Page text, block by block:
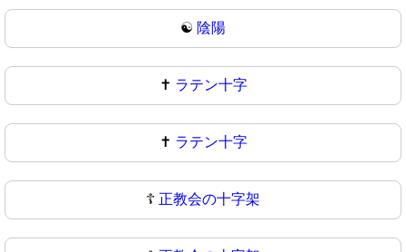
☯ 陰陽
✝️ ラテン十字
✝ ラテン十字
☦️ 正教会の十字架